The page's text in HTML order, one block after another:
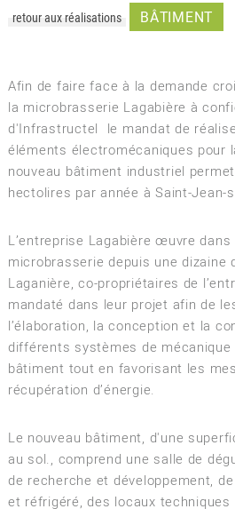
retour aux réalisations BÂTIMENT
Afin de faire face à la demande
la microbrasserie Lagabière à
d'Infrastructel le mandat de
éléments électromécaniques pour
nouveau bâtiment industriel
hectolires par année à Saint-Jean-
L’entreprise Lagabière œuvre
microbrasserie depuis une dizaine
Laganière, co-propriétaires de
mandaté dans leur projet afin de
l’élaboration, la conception et la
différents systèmes de mécanique
bâtiment tout en favorisant les
récupération d’énergie.
Le nouveau bâtiment, d'une
au sol., comprend une salle de
de recherche et développement,
et réfrigéré, des locaux techniques